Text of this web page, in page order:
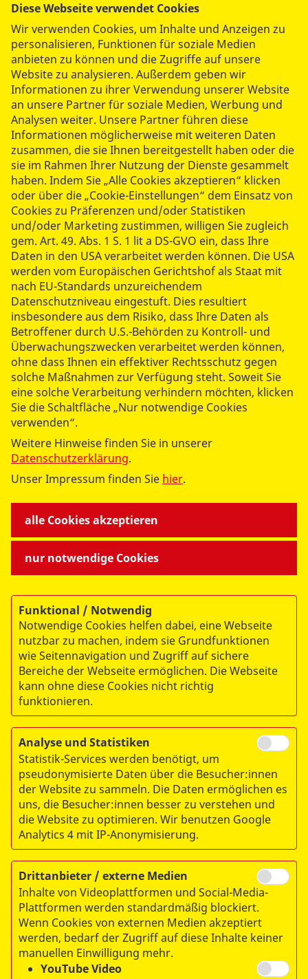
Notaufnahmen und Rettungsdienste stark belastet. Der
ASB betont in seiner Stellungnahme, dass
Zuständigkeiten, Finanzierung und Beteiligung der
Praxis geregelt werden müssen. Dazu sagt Knut
Fleckenstein, Vorsitzender im ASB-Bundesverband:
„Der ASB begrüßt ausdrücklich die Grundhaltung des
Referentenentwurfs, jedes Hilfeersuchen ernst zu
nehmen und systematisch an die richtige
Behandlungsstelle zu steuern. Dieser Ansatz kann
grundlegende Verbesserungen in der
Notfallversorgung bewirken und die Versorgung der
Patientinnen und Patienten spürbar verbessern. Nicht
die Hilfesuchenden entscheiden, welche Hilfe die
richtige ist, sondern Fachkräfte lenken sie an die
richtige Stelle zu einer angemessenen Versorgung.“
Positiv bewertet der ASB zudem, dass die
Notfallrettung künftig als eigener Leistungsbereich im
Sozialgesetzbuch verankert werden soll. Damit erhält
der Rettungsdienst erstmals eine klare rechtliche
Verortung im Versorgungssystem und wird zur
eigenständigen medizinische Leistung.
Der ASB-Bundesvorsitzende Knut Fleckenstein
unterstreicht: „Die Aufnahme des Rettungsdienstes als
eigenen Leistungsbereich im SGB V spiegelt die Realität
der präklinischen Versorgung wider. Unsere
Mitarbeitenden werden damit in dem, was sie können,
anerkannt. Der Rettungsdienst ist weit mehr, als eine
Transportleistung. Wir sind Lebensretter,
Aus Sicht des ASB reicht es jedoch nicht aus, einzelne
Bereiche der Notfallversorgung weiterzuentwickeln.
Der vorherrschende „Flickenteppich“ der
Notfallversorgung mit seinen sehr unterschiedlichen
regionalen Regelungen erschwert die bundeseinheitlich
Gleichbehandlung durch die Rettungsdienste. Dass der
Referentenentwurf erstmals durchgängige
Qualitätsstandards für alle Abläufe der
Notfallversorgung vorsieht, bewertet der ASB daher als
wichtigen Schritt. Bedauernswert und ein Fehler ist,
dass Hilfsorganisationen wie der ASB in
entscheidenden Gremien zur Reform nicht
berücksichtigt werden sollen.
Zur ausführlichen Stellungnahme gelangen Sie hier.
© 2026 ASB-Regionalverband Magdeburg e.V.
Impressum
Datenschutz
Diese Webseite verwendet Cookies
Wir verwenden Cookies, um Inhalte und Anzeigen zu
personalisieren, Funktionen für soziale Medien
anbieten zu können und die Zugriffe auf unsere
Website zu analysieren. Außerdem geben wir
Informationen zu ihrer Verwendung unserer Website
an unsere Partner für soziale Medien, Werbung und
Analysen weiter. Unsere Partner führen diese
Informationen möglicherweise mit weiteren Daten
zusammen, die sie Ihnen bereitgestellt haben oder die
sie im Rahmen Ihrer Nutzung der Dienste gesammelt
haben. Indem Sie „Alle Cookies akzeptieren“ klicken
oder über die „Cookie-Einstellungen“ dem Einsatz von
Cookies zu Präferenzen und/oder Statistiken
und/oder Marketing zustimmen, willigen Sie zugleich
gem. Art. 49. Abs. 1 S. 1 lit a DS-GVO ein, dass Ihre
Daten in den USA verarbeitet werden können. Die USA
werden vom Europäischen Gerichtshof als Staat mit
nach EU-Standards unzureichendem
Datenschutzniveau eingestuft. Dies resultiert
insbesondere aus dem Risiko, dass Ihre Daten als
Betroffener durch U.S.-Behörden zu Kontroll- und
Überwachungszwecken verarbeitet werden können,
ohne dass Ihnen ein effektiver Rechtsschutz gegen
solche Maßnahmen zur Verfügung steht. Soweit Sie
eine solche Verarbeitung verhindern möchten, klicken
Sie die Schaltfläche „Nur notwendige Cookies
verwenden“.
Weitere Hinweise finden Sie in unserer
Datenschutzerklärung.
Unser Impressum finden Sie hier.
nur notwendige Cookies
alle Cookies akzeptieren
Funktional / Notwendig
Notwendige Cookies helfen dabei, eine Webseite
nutzbar zu machen, indem sie Grundfunktionen
wie Seitennavigation und Zugriff auf sichere
Bereiche der Webseite ermöglichen. Die Webseite
kann ohne diese Cookies nicht richtig
funktionieren.
Analyse und Statistiken
Statistik-Services werden benötigt, um
pseudonymisierte Daten über die Besucher:innen
der Website zu sammeln. Die Daten ermöglichen es
uns, die Besucher:innen besser zu verstehen und
die Website zu optimieren. Wir benutzen Google
Analytics 4 mit IP-Anonymisierung.
Drittanbieter / externe Medien
Inhalte von Videoplattformen und Social-Media-
Plattformen werden standardmäßig blockiert.
Wenn Cookies von externen Medien akzeptiert
werden, bedarf der Zugriff auf diese Inhalte keiner
manuellen Einwilligung mehr.
YouTube Video